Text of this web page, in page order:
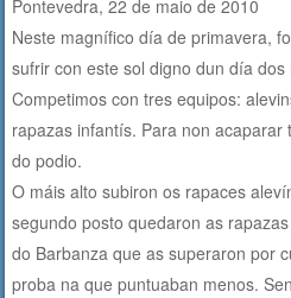
k
Pontevedra, 22 de maio de 2010
Neste magnífico día de primavera,
sufrir con este sol digno dun día
Competimos con tres equipos:
rapazas infantís. Para non
do podio.
O máis alto subiron os rapaces
segundo posto quedaron as
do Barbanza que as superaron por
proba na que puntuaban menos.